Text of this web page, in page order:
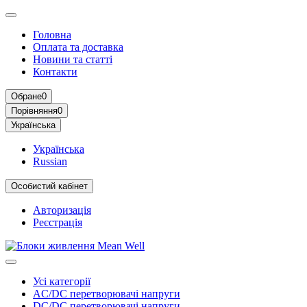
Головна
Оплата та доставка
Новини та статті
Контакти
Обране0
Порівняння0
Українська
Українська
Russian
Особистий кабінет
Авторизація
Реєстрація
Усі категорії
AC/DC перетворювачі напруги